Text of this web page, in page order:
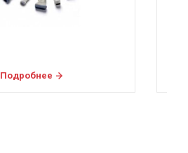
Подробнее